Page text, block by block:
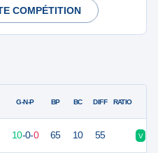
COMPÉTITION
G-N-P BP BC DIFF RATIO
10-0-0 65 10 55 V